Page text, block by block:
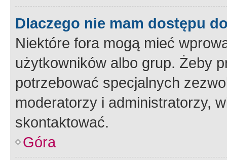
Dlaczego nie mam dostępu
Niektóre fora mogą mieć
użytkowników albo grup. Żeby
potrzebować specjalnych
moderatorzy i administratorzy,
skontaktować.
Góra